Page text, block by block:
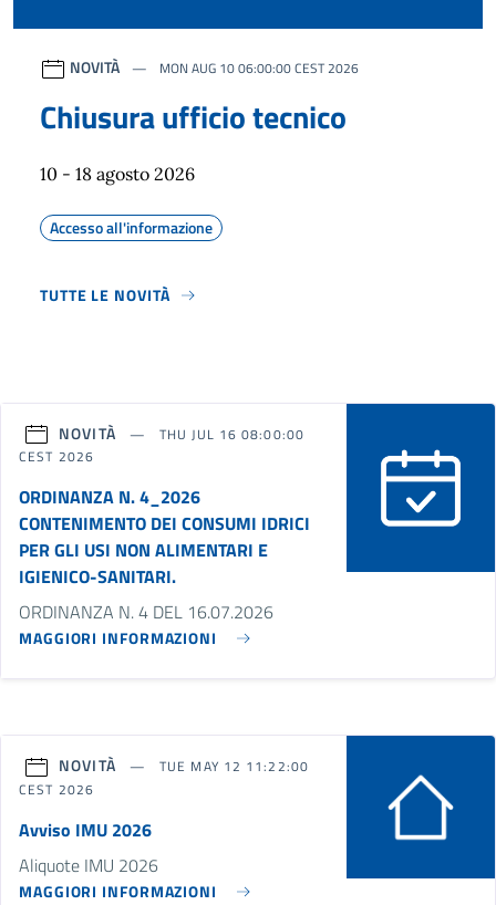
NOVITÀ MON AUG 10 06:00:00 CEST 2026
Chiusura ufficio tecnico
10 - 18 agosto 2026
Accesso all'informazione
TUTTE LE NOVITÀ
NOVITÀ
THU JUL 16 08:00:00
CEST 2026
ORDINANZA N. 4_2026
CONTENIMENTO DEI CONSUMI IDRICI
PER GLI USI NON ALIMENTARI E
IGIENICO-SANITARI.
ORDINANZA N. 4 DEL 16.07.2026
MAGGIORI INFORMAZIONI
NOVITÀ
TUE MAY 12 11:22:00
CEST 2026
Avviso IMU 2026
Aliquote IMU 2026
MAGGIORI INFORMAZIONI